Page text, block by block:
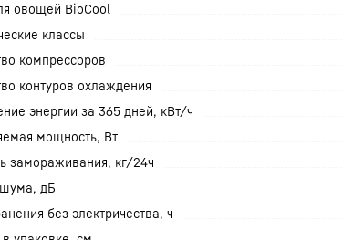
овощей BioCool
классы
компрессоров
контуров охлаждения
энергии за 365 дней, кВт/ч
мощность, Вт
замораживания, кг/24ч
дБ
без электричества, ч